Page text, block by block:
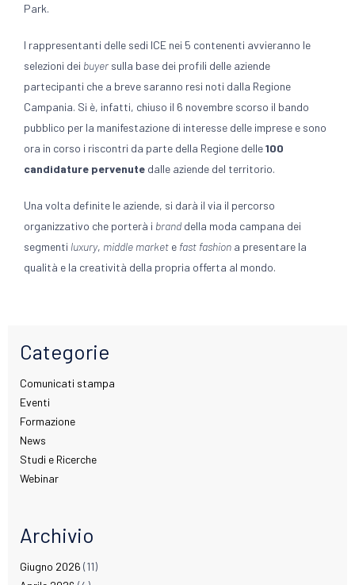
Park.
I rappresentanti delle sedi ICE nei 5 contenenti avvieranno le
selezioni dei buyer sulla base dei profili delle aziende
partecipanti che a breve saranno resi noti dalla Regione
Campania. Si è, infatti, chiuso il 6 novembre scorso il bando
pubblico per la manifestazione di interesse delle imprese e sono
ora in corso i riscontri da parte della Regione delle100
candidature pervenute dalle aziende del territorio.
Una volta definite le aziende, si darà il via il percorso
organizzativo che porterà i brand della moda campana dei
segmenti luxury, middle market e fast fashion a presentare la
qualità e la creatività della propria offerta al mondo.
Categorie
Comunicati stampa
Eventi
Formazione
News
Studi e Ricerche
Webinar
Archivio
Giugno 2026 (11)